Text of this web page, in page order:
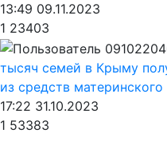
13:49 09.11.2023
1 23403
тысяч семей в Крыму
из средств материнского
17:22 31.10.2023
1 53383